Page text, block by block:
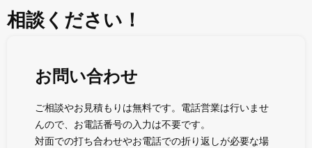
相談ください！
お問い合わせ
ご相談やお見積もりは無料です。電話営業は行いませ
んので、お電話番号の入力は不要です。
対面での打ち合わせやお電話での折り返しが必要な場